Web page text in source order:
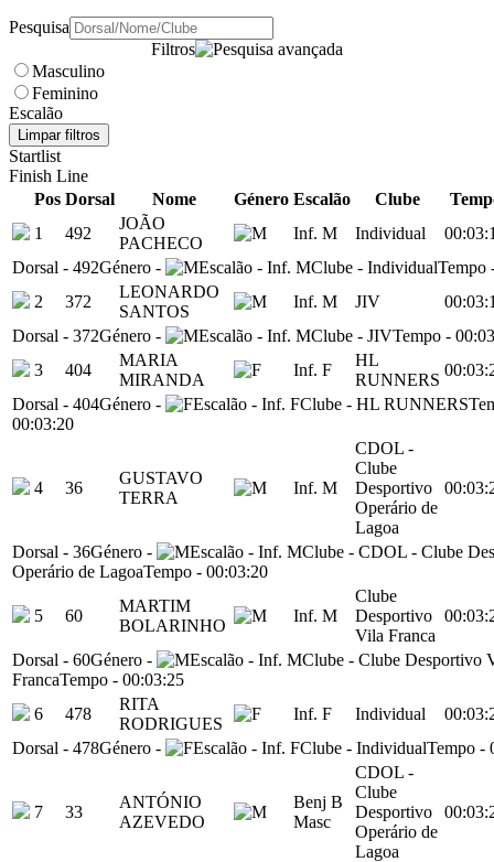
Pesquisa
Filtros
Masculino
Feminino
Escalão
Limpar filtros
Startlist
Finish Line
Pos Dorsal Nome Género Escalão Clube
1
492
JOÃO
PACHECO
Inf. M Individual
Dorsal - 492Género - Escalão - Inf. MClube - IndividualTempo
2
372
LEONARDO
SANTOS
Inf. M JIV
Dorsal - 372Género - Escalão - Inf. MClube - JIVTempo -
3
404
MARIA
MIRANDA
Inf. F
HL
RUNNERS
Dorsal - 404Género - Escalão - Inf. FClube - HL RUNNERS
00:03:20
4 36
GUSTAVO
TERRA
Inf. M
CDOL -
Clube
Desportivo
Operário de
Lagoa
Dorsal - 36Género - Escalão - Inf. MClube - CDOL - Clube
Operário de LagoaTempo - 00:03:20
5 60
MARTIM
BOLARINHO
Inf. M
Clube
Desportivo
Vila Franca
Dorsal - 60Género - Escalão - Inf. MClube - Clube Desportivo
FrancaTempo - 00:03:25
6
478
RITA
RODRIGUES
Inf. F Individual
Dorsal - 478Género - Escalão - Inf. FClube - IndividualTempo -
7 33
ANTÓNIO
AZEVEDO
Benj B
Masc
CDOL -
Clube
Desportivo
Operário de
Lagoa